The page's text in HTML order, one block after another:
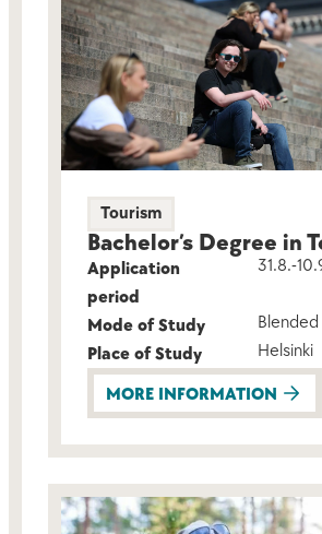
Tourism
Bachelor’s Degree in
Application
period
31.8.-
Mode of Study
Place of Study
Helsinki
MORE INFORMATION